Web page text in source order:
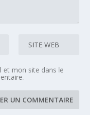
et mon site dans le